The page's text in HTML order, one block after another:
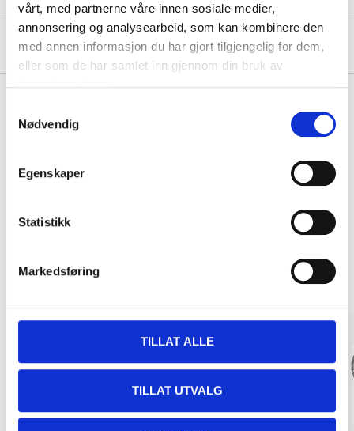
vårt, med partnerne våre innen sosiale medier,
annonsering og analysearbeid, som kan kombinere den
med annen informasjon du har gjort tilgjengelig for dem,
eller som de har samlet inn gjennom din bruk av
Nødvendig
Egenskaper
Statistikk
Markedsføring
TILLAT ALLE
TILLAT UTVALG
Om produsenten